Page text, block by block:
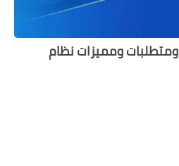
مواصفات Windows 11 ومتطلبات ومميزات نظام